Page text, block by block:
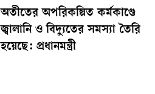
অতীতের অপরিকল্পিত কর্মকাণ্ডে
জ্বালানি ও বিদ্যুতের সমস্যা তৈরি
হয়েছে: প্রধানমন্ত্রী